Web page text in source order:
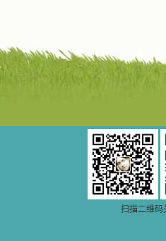
扫描二维码